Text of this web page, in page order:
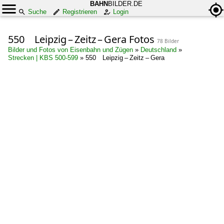
BAHN BILDER.DE
Suche
Registrieren Login
550 Leipzig – Zeitz – Gera Fotos 78 Bilder
Bilder und Fotos von Eisenbahn und Zügen » Deutschland »
Strecken | KBS 500-599 » 550 Leipzig – Zeitz – Gera